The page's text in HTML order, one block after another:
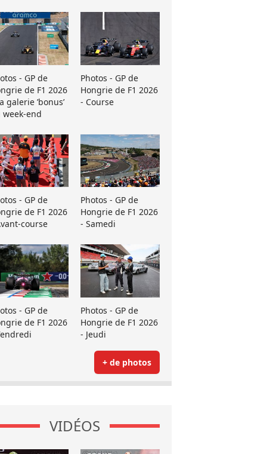
- GP de
de F1 2026
galerie ’bonus’
week-end
Photos - GP de
Hongrie de F1 2026
- Course
- GP de
de F1 2026
course
Photos - GP de
Hongrie de F1 2026
- Samedi
- GP de
de F1 2026
Photos - GP de
Hongrie de F1 2026
- Jeudi
+ de photos
VIDÉOS